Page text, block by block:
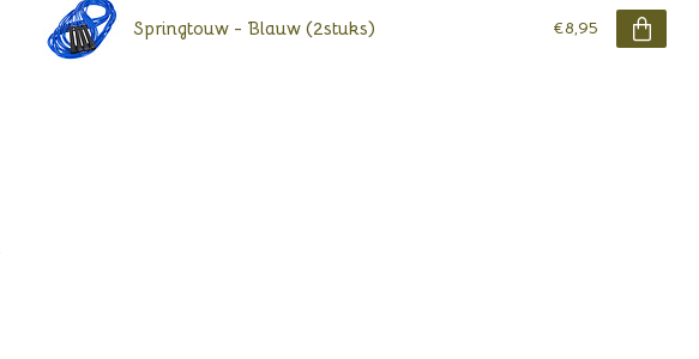
Springtouw - Blauw (2stuks) €8,95